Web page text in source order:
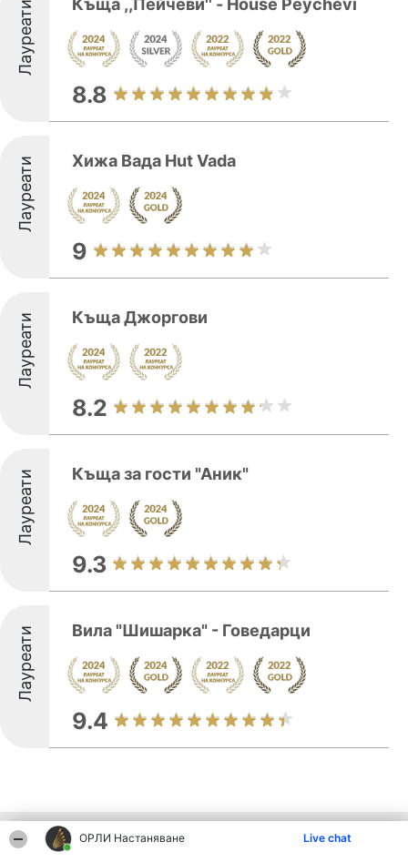
ОРЛИ Настаняване Live chat
Лауреати Къща ,,Пейчеви'' - House Peychevi
8.8
Лауреати Хижа Вада Hut Vada
9
Лауреати Къща Джоргови
8.2
Лауреати Къща за гости "Аник"
9.3
Лауреати Вила "Шишарка" - Говедарци
9.4
Други фирми от региона